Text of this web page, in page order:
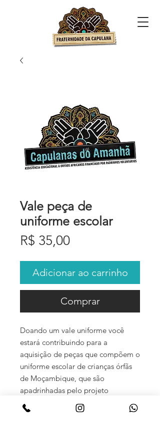
Vale peça de
uniforme escolar
R$ 35,00Preço
Adicionar ao carrinho
Comprar
Doando um vale uniforme você
estará contribuindo para a
aquisição de peças que compõem o
uniforme escolar de crianças órfãs
de Moçambique, que são
apadrinhadas pelo projeto
Capulanas do Amanhã!